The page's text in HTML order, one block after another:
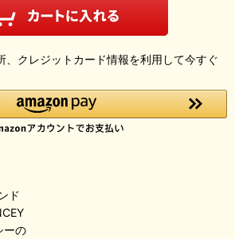
、クレジットカード情報を利用して今すぐ
ド
ーの